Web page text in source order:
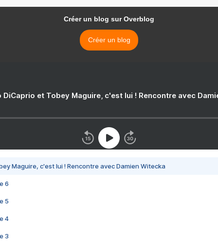
Créer un blog sur Overblog
Créer un blog
DiCaprio et Tobey Maguire, c'est lui ! Rencontre avec
Maguire, c'est lui ! Rencontre avec Damien Witecka
6
5
4
3